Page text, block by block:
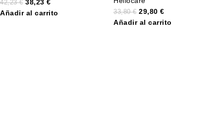
42,23€ 38,23 €
Añadir al carrito
33,80€ 29,80 €
Añadir al carrito